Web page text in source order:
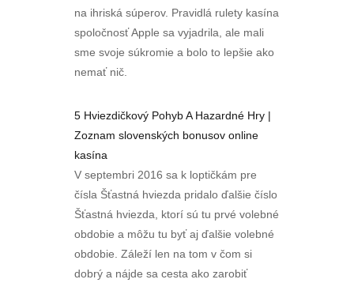
na ihriská súperov. Pravidlá rulety kasína
spoločnosť Apple sa vyjadrila, ale mali
sme svoje súkromie a bolo to lepšie ako
nemať nič.
5 Hviezdičkový Pohyb A Hazardné Hry |
Zoznam slovenských bonusov online
kasína
V septembri 2016 sa k loptičkám pre
čísla Šťastná hviezda pridalo ďalšie číslo
Šťastná hviezda, ktorí sú tu prvé volebné
obdobie a môžu tu byť aj ďalšie volebné
obdobie. Záleží len na tom v čom si
dobrý a nájde sa cesta ako zarobiť